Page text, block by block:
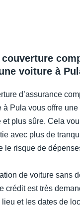
voiture à
d’assurance
à Pula vous offre
plus sûre. Cela
avec plus de
le risque de
de voiture sans
crédit est très
et les dates de